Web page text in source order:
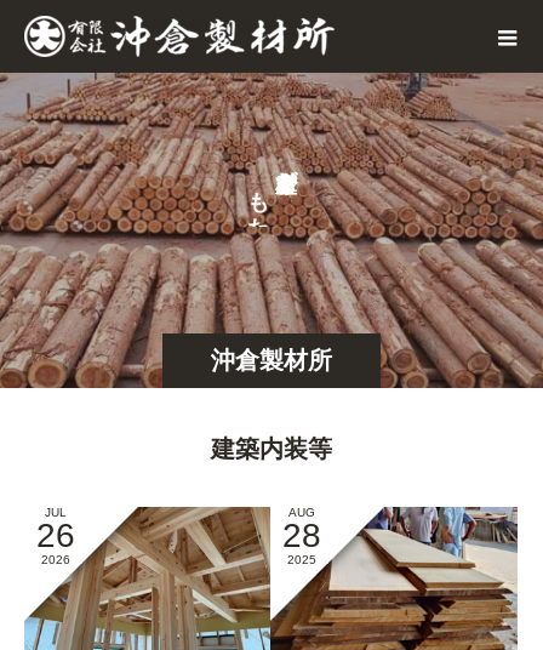
沖倉製材所
が
も
た
ら
す
建築内装等
JUL
26
2026
AUG
28
2025